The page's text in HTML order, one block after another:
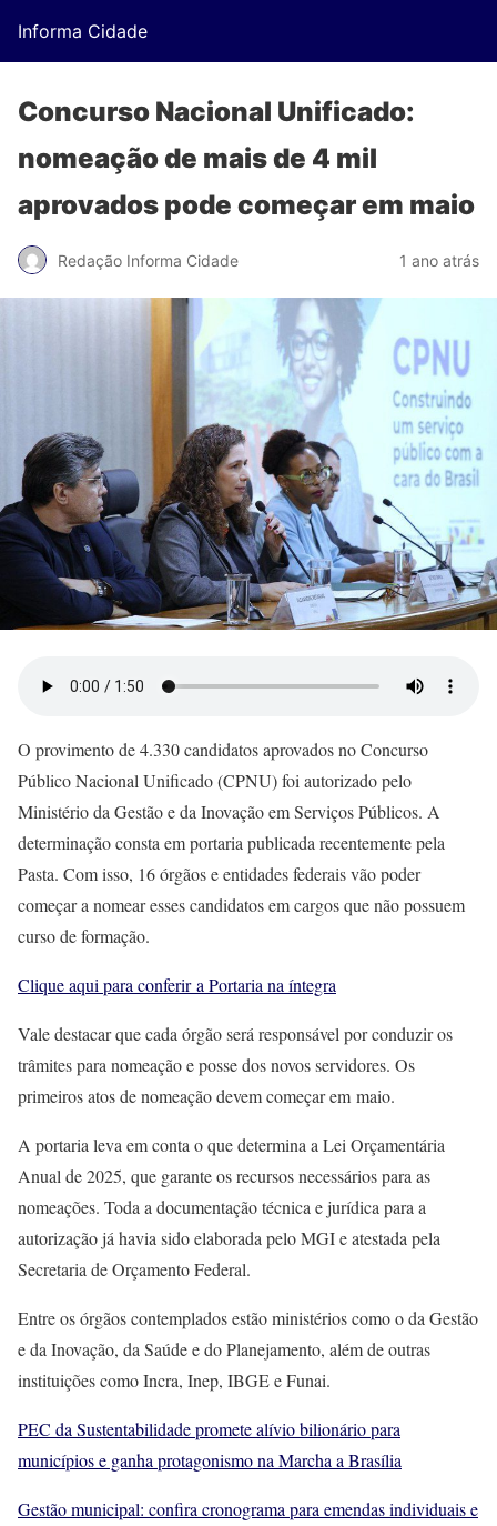
Informa Cidade
Concurso Nacional Unificado:
nomeação de mais de 4 mil
aprovados pode começar em maio
Redação Informa Cidade 1 ano atrás
O provimento de 4.330 candidatos aprovados no Concurso
Público Nacional Unificado (CPNU) foi autorizado pelo
Ministério da Gestão e da Inovação em Serviços Públicos. A
determinação consta em portaria publicada recentemente pela
Pasta. Com isso, 16 órgãos e entidades federais vão poder
começar a nomear esses candidatos em cargos que não possuem
curso de formação.
Clique aqui para conferir a Portaria na íntegra
Vale destacar que cada órgão será responsável por conduzir os
trâmites para nomeação e posse dos novos servidores. Os
primeiros atos de nomeação devem começar em maio.
A portaria leva em conta o que determina a Lei Orçamentária
Anual de 2025, que garante os recursos necessários para as
nomeações. Toda a documentação técnica e jurídica para a
autorização já havia sido elaborada pelo MGI e atestada pela
Secretaria de Orçamento Federal.
Entre os órgãos contemplados estão ministérios como o da Gestão
e da Inovação, da Saúde e do Planejamento, além de outras
instituições como Incra, Inep, IBGE e Funai.
PEC da Sustentabilidade promete alívio bilionário para
municípios e ganha protagonismo na Marcha a Brasília
Gestão municipal: confira cronograma para emendas individuais e